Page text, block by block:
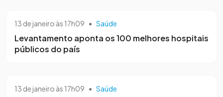
13 de janeiro às 17h09 • Saúde
Levantamento aponta os 100 melhores hospitais
públicos do país
13 de janeiro às 17h09 • Saúde